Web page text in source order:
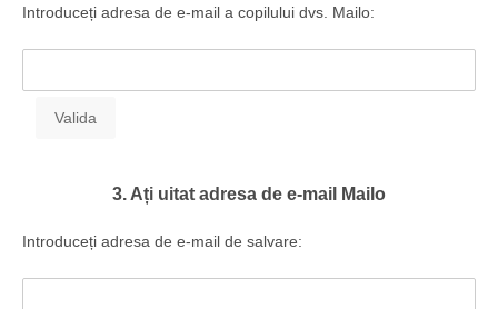
Introduceți adresa de e-mail a copilului dvs. Mailo:
3. Ați uitat adresa de e-mail Mailo
Introduceți adresa de e-mail de salvare: